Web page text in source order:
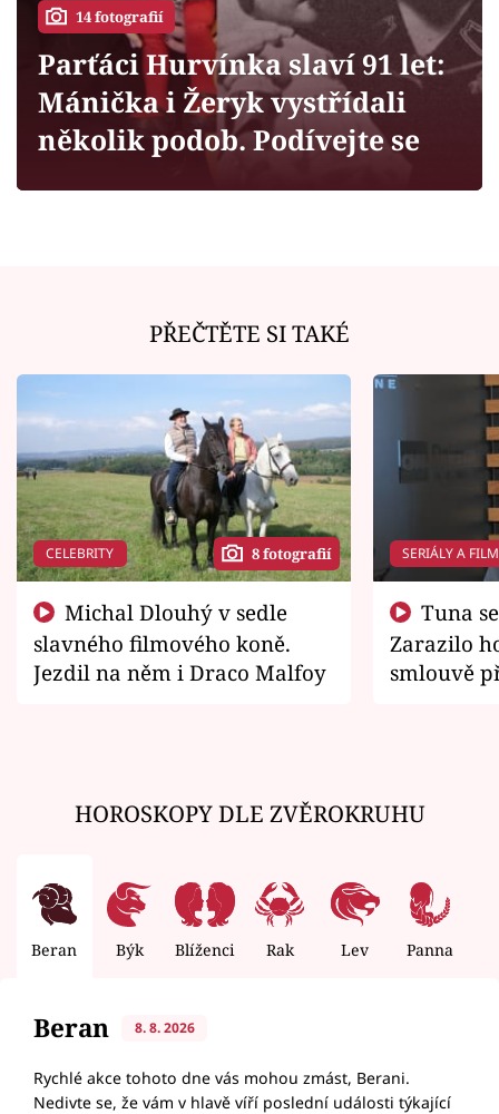
Sledujte prima+
Filmový festival Karlovy Vary
Sledujte nás
14 fotografií
Parťáci Hurvínka slaví 91 let:
Mánička i Žeryk vystřídali
několik podob. Podívejte se
PŘEČTĚTE SI TAKÉ
CELEBRITY 8 fotografií
slavného filmového koně.
Jezdil na něm i Draco Malfoy
SERIÁLY A
Zarazilo
smlouvě
HOROSKOPY DLE ZVĚROKRUHU
Beran Býk Blíženci Rak Lev Panna
Beran 8. 8. 2026
Rychlé akce tohoto dne vás mohou zmást, Berani.
Nedivte se, že vám v hlavě víří poslední události týkající